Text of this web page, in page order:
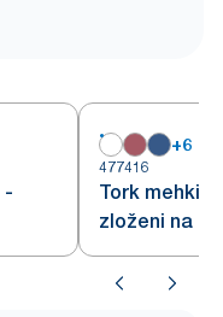
+6
477416
Tork mehki
zloženi na 1/